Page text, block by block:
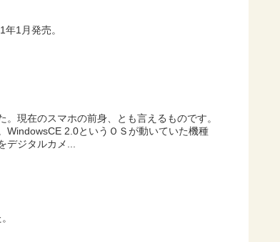
1月発売。
現在のスマホの前身、とも言えるものです。
WindowsCE 2.0というＯＳが動いていた機種
デジタルカメ...